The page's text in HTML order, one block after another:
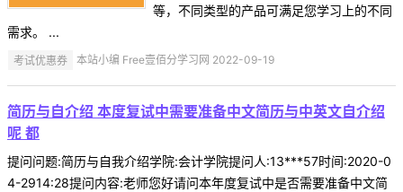
等，不同类型的产品可满足您学习上的不同
需求。 ...
考试优惠券 本站小编 Free壹佰分学习网 2022-09-19
简历与自介绍 本度复试中需要准备中文简历与中英文自介绍
呢 都
提问问题:简历与自我介绍学院:会计学院提问人:13***57时间:2020-0
4-2914:28提问内容:老师您好请问本年度复试中是否需要准备中文简